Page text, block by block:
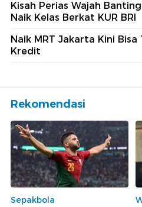
Kisah Perias Wajah
Naik Kelas Berkat KUR BRI
Naik MRT Jakarta Kini
Kredit
Rekomendasi
Sepakbola